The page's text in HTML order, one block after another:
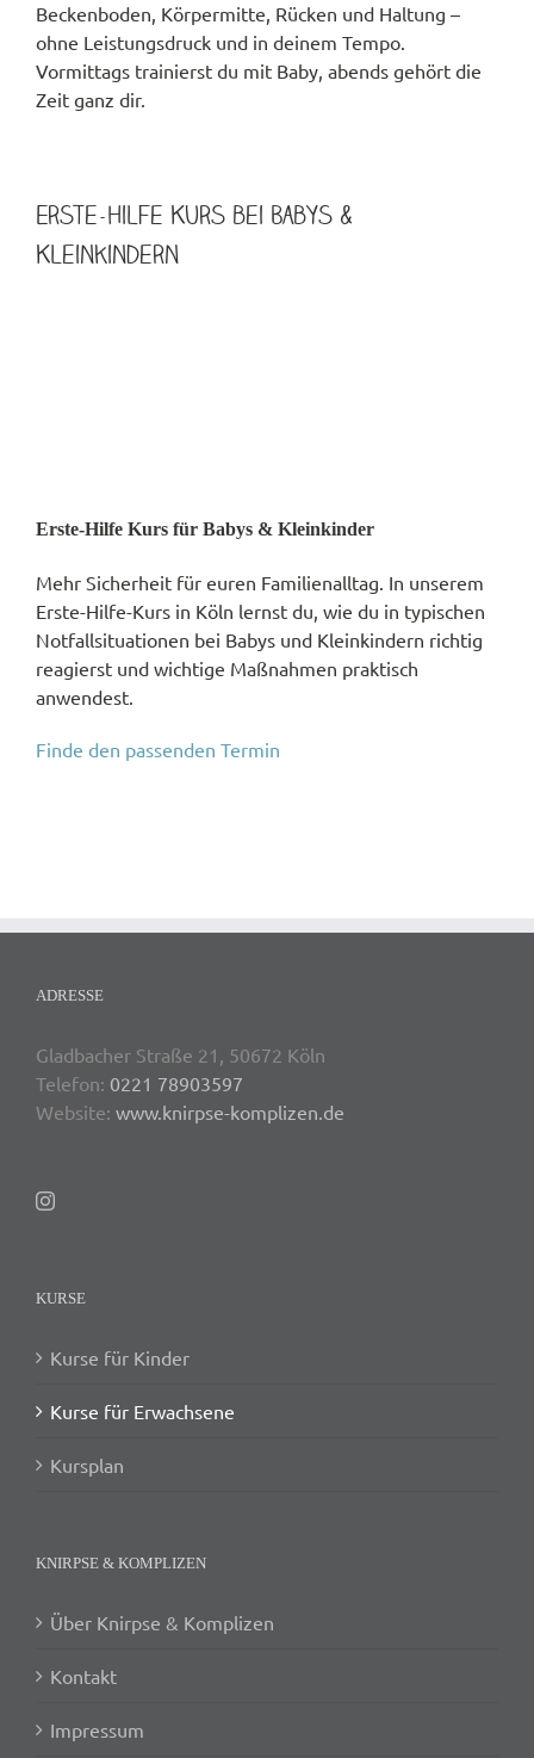
Beckenboden, Körpermitte, Rücken und Haltung –
ohne Leistungsdruck und in deinem Tempo.
Vormittags trainierst du mit Baby, abends gehört die
Zeit ganz dir.
Erste-Hilfe Kurs bei Babys &
Kleinkindern
Erste-Hilfe Kurs für Babys & Kleinkinder
Mehr Sicherheit für euren Familienalltag. In unserem
Erste-Hilfe-Kurs in Köln lernst du, wie du in typischen
Notfallsituationen bei Babys und Kleinkindern richtig
reagierst und wichtige Maßnahmen praktisch
anwendest.
Finde den passenden Termin
ADRESSE
Gladbacher Straße 21, 50672 Köln
Telefon: 0221 78903597
Website: www.knirpse-komplizen.de
KURSE
Kurse für Kinder
Kurse für Erwachsene
Kursplan
KNIRPSE & KOMPLIZEN
Über Knirpse & Komplizen
Kontakt
Impressum